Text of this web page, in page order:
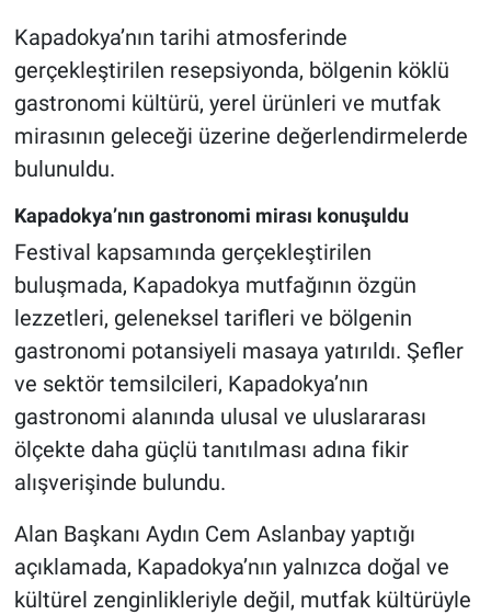
Kapadokya’nın tarihi atmosferinde
gerçekleştirilen resepsiyonda, bölgenin köklü
gastronomi kültürü, yerel ürünleri ve mutfak
mirasının geleceği üzerine değerlendirmelerde
bulunuldu.
Kapadokya’nın gastronomi mirası konuşuldu
Festival kapsamında gerçekleştirilen
buluşmada, Kapadokya mutfağının özgün
lezzetleri, geleneksel tarifleri ve bölgenin
gastronomi potansiyeli masaya yatırıldı. Şefler
ve sektör temsilcileri, Kapadokya’nın
gastronomi alanında ulusal ve uluslararası
ölçekte daha güçlü tanıtılması adına fikir
alışverişinde bulundu.
Alan Başkanı Aydın Cem Aslanbay yaptığı
açıklamada, Kapadokya’nın yalnızca doğal ve
kültürel zenginlikleriyle değil, mutfak kültürüyle
Yerel
Genel
Kültür - Sanat
Politika
Magazin
Çevre
Haberde İnsan